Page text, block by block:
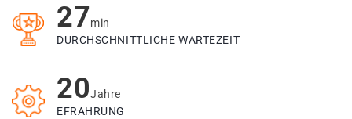
27min
DURCHSCHNITTLICHE WARTEZEIT
20Jahre
EFRAHRUNG